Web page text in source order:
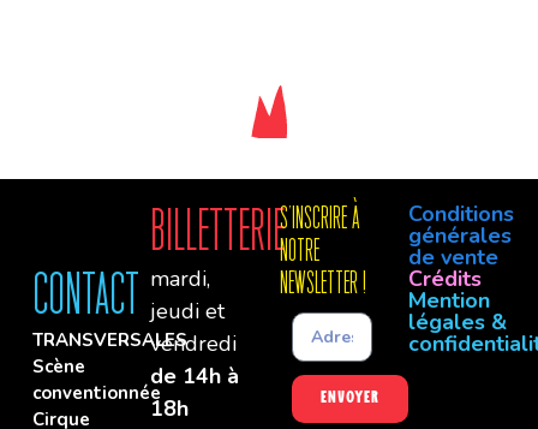
Contact
TRANSVERSALES
Scène
conventionnée
Cirque
Billetterie
mardi,
jeudi et
vendredi
de 14h à
18h
S'INSCRIre à
notre
newsletter !
Envoyer
Conditions
générales
de vente
Crédits
Mention
légales &